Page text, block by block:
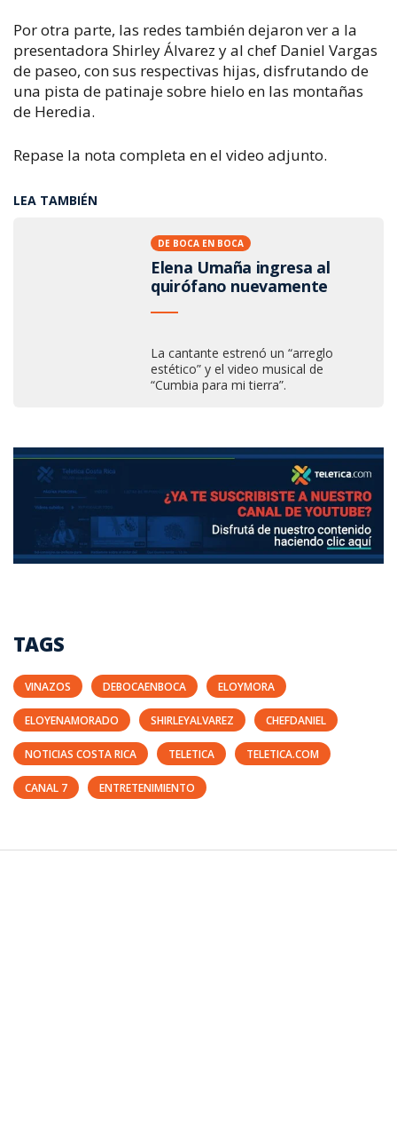
Por otra parte, las redes también dejaron ver a la
presentadora Shirley Álvarez y al chef Daniel Vargas
de paseo, con sus respectivas hijas, disfrutando de
una pista de patinaje sobre hielo en las montañas
de Heredia.
Repase la nota completa en el video adjunto.
LEA TAMBIÉN
DE BOCA EN BOCA
Elena Umaña ingresa al
quirófano nuevamente
La cantante estrenó un “arreglo
estético” y el video musical de
“Cumbia para mi tierra”.
TAGS
VINAZOS DEBOCAENBOCA ELOYMORA
ELOYENAMORADO SHIRLEYALVAREZ CHEFDANIEL
NOTICIAS COSTA RICA TELETICA TELETICA.COM
CANAL 7 ENTRETENIMIENTO